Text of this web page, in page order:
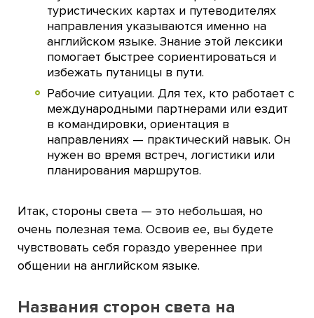
туристических картах и путеводителях
направления указываются именно на
английском языке. Знание этой лексики
помогает быстрее сориентироваться и
избежать путаницы в пути.
Рабочие ситуации. Для тех, кто работает с
международными партнерами или ездит
в командировки, ориентация в
направлениях — практический навык. Он
нужен во время встреч, логистики или
планирования маршрутов.
Итак, стороны света — это небольшая, но
очень полезная тема. Освоив ее, вы будете
чувствовать себя гораздо увереннее при
общении на английском языке.
Названия сторон света на